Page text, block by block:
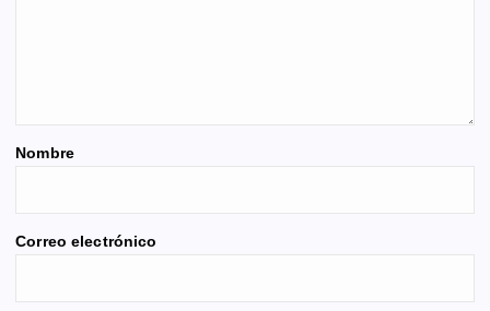
Nombre
Correo electrónico